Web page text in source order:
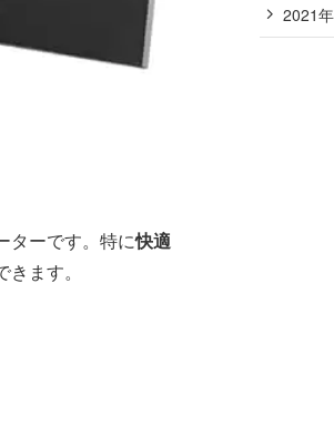
ターです。特に快適
ます。
2021